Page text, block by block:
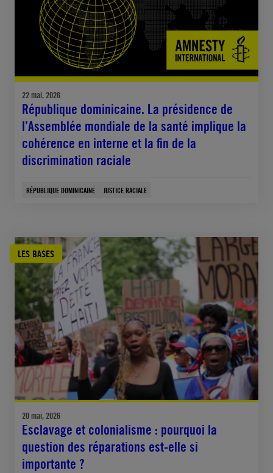
22 mai, 2026
République dominicaine. La présidence de
l’Assemblée mondiale de la santé implique la
cohérence en interne et la fin de la
discrimination raciale
RÉPUBLIQUE DOMINICAINE JUSTICE RACIALE
LES BASES
20 mai, 2026
Esclavage et colonialisme : pourquoi la
question des réparations est-elle si
importante ?